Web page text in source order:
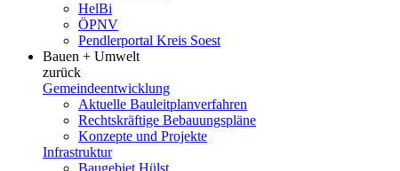
HelBi
ÖPNV
Pendlerportal Kreis Soest
Bauen + Umwelt
zurück
Gemeindeentwicklung
Aktuelle Bauleitplanverfahren
Rechtskräftige Bebauungspläne
Konzepte und Projekte
Infrastruktur
Baugebiet Hülst